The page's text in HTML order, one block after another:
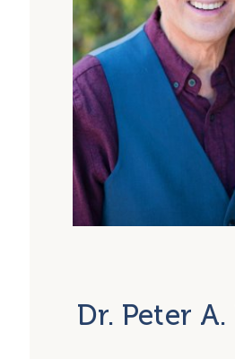
Dr. Peter